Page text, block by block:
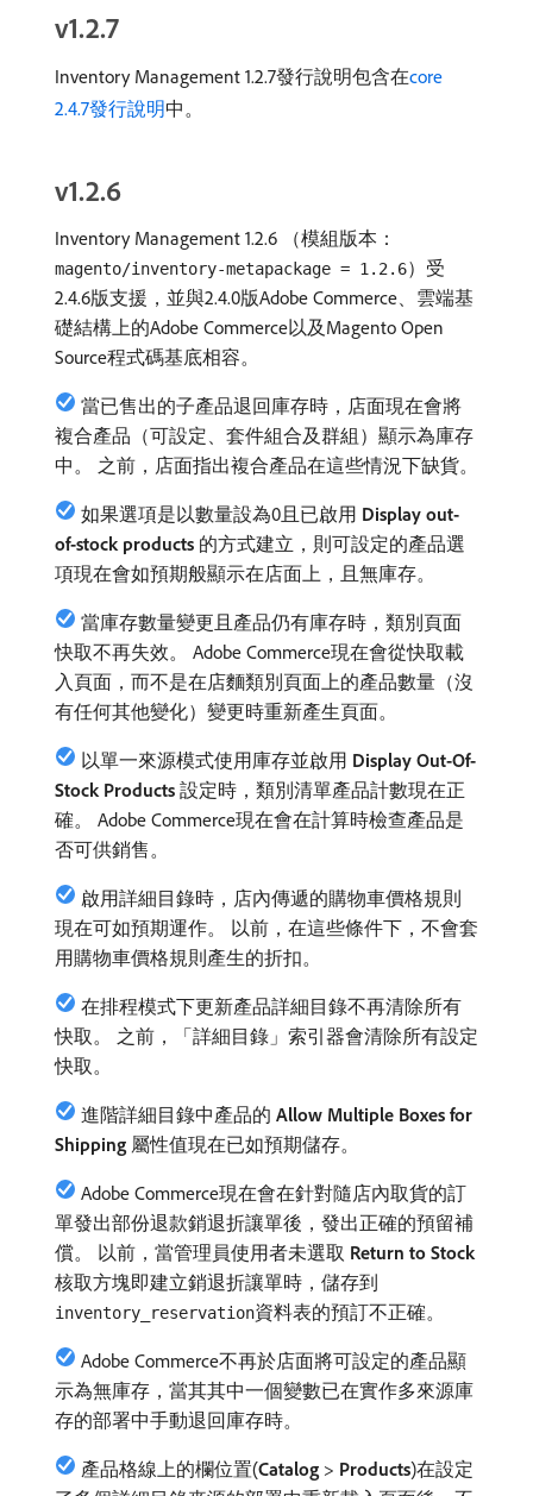
v1.2.7
Inventory Management 1.2.7發行說明包含在core
2.4.7發行說明中。
v1.2.6
Inventory Management 1.2.6 （模組版本：
magento/inventory-metapackage = 1.2.6）受
2.4.6版支援，並與2.4.0版Adobe Commerce、雲端基
礎結構上的Adobe Commerce以及Magento Open
Source程式碼基底相容。
當已售出的子產品退回庫存時，店面現在會將
複合產品（可設定、套件組合及群組）顯示為庫存
中。 之前，店面指出複合產品在這些情況下缺貨。
如果選項是以數量設為0且已啟用​ Display out-
of-stock products ​的方式建立，則可設定的產品選
項現在會如預期般顯示在店面上，且無庫存。
當庫存數量變更且產品仍有庫存時，類別頁面
快取不再失效。 Adobe Commerce現在會從快取載
入頁面，而不是在店麵類別頁面上的產品數量（沒
有任何其他變化）變更時重新產生頁面。
以單一來源模式使用庫存並啟用​ Display Out-Of-
Stock Products ​設定時，類別清單產品計數現在正
確。 Adobe Commerce現在會在計算時檢查產品是
否可供銷售。
啟用詳細目錄時，店內傳遞的購物車價格規則
現在可如預期運作。 以前，在這些條件下，不會套
用購物車價格規則產生的折扣。
在排程模式下更新產品詳細目錄不再清除所有
快取。 之前，「詳細目錄」索引器會清除所有設定
快取。
進階詳細目錄中產品的​ Allow Multiple Boxes for
Shipping ​屬性值現在已如預期儲存。
Adobe Commerce現在會在針對隨店內取貨的訂
單發出部份退款銷退折讓單後，發出正確的預留補
償。 以前，當管理員使用者未選取​ Return to Stock
​核取方塊即建立銷退折讓單時，儲存到
inventory_reservation資料表的預訂不正確。
Adobe Commerce不再於店面將可設定的產品顯
示為無庫存，當其其中一個變數已在實作多來源庫
存的部署中手動退回庫存時。
產品格線上的欄位置(Catalog > Products)在設定